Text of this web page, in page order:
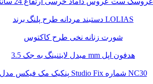
دستبند مردانه طرح پلنگ برند LOLIAS
شورت زنانه نخی طرح کاکتوس
مبدل لایتنینگ به جک 3.5 mm هدفون اپل
پنکیک مک فیکس مدل Studio Fix شماره NC30